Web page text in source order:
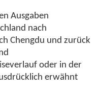
Ausgaben
nach
Chengdu und zurück
oder in der
erwähnt